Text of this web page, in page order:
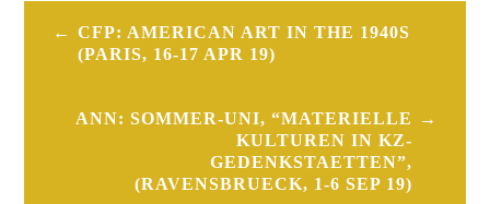
Post
navigation
CFP: AMERICAN ART IN THE 1940S
(PARIS, 16-17 APR 19)
ANN: SOMMER-UNI, “MATERIELLE
KULTUREN IN KZ-
GEDENKSTAETTEN”,
(RAVENSBRUECK, 1-6 SEP 19)